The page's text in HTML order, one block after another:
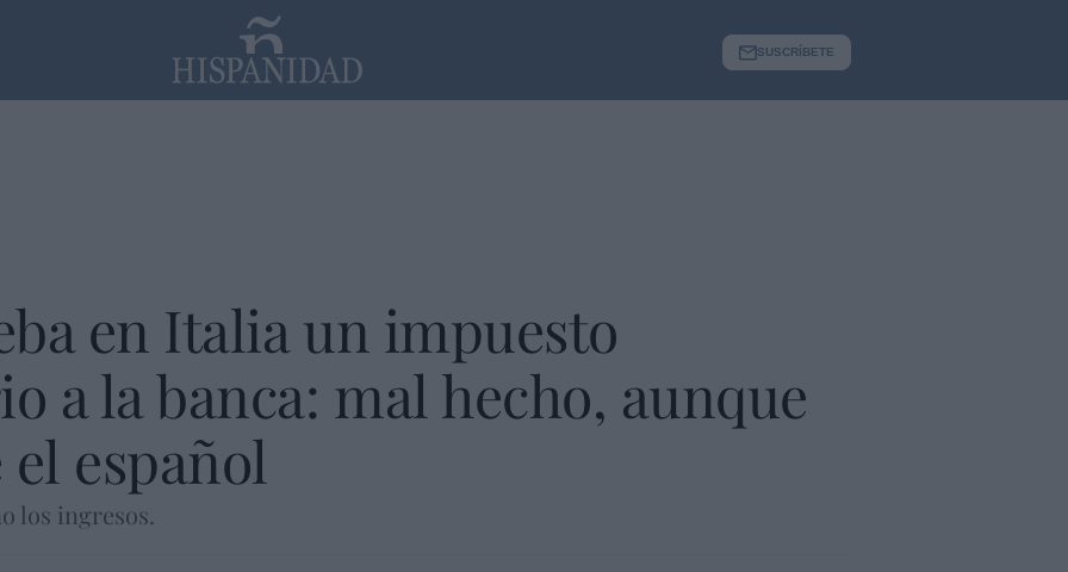
SUSCRÍBETE
en Italia un impuesto
a la banca: mal hecho, aunque
español
los ingresos.